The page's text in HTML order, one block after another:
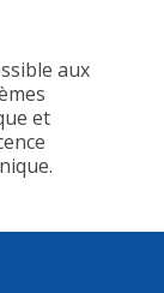
aux
et